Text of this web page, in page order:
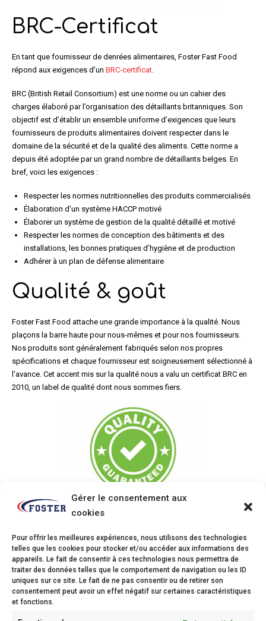
Gérer le consentement aux
cookies
Pour offrir les meilleures expériences, nous utilisons des technologies
telles que les cookies pour stocker et/ou accéder aux informations des
appareils. Le fait de consentir à ces technologies nous permettra de
traiter des données telles que le comportement de navigation ou les ID
uniques sur ce site. Le fait de ne pas consentir ou de retirer son
consentement peut avoir un effet négatif sur certaines caractéristiques
et fonctions.
BRC-Certificat
En tant que fournisseur de denrées alimentaires, Foster Fast Food
répond aux exigences d’un BRC-certificat
BRC (British Retail Consortium) est une norme ou un cahier des
charges élaboré par l’organisation des détaillants britanniques. Son
objectif est d’établir un ensemble uniforme d’exigences que leurs
fournisseurs de produits alimentaires doivent respecter dans le
domaine de la sécurité et de la qualité des aliments. Cette norme a
depuis été adoptée par un grand nombre de détaillants belges. En
bref, voici les exigences :
Respecter les normes nutritionnelles des produits commercialisés
Élaboration d’un système HACCP motivé
Élaborer un système de gestion de la qualité détaillé et motivé
Respecter les normes de conception des bâtiments et des
installations, les bonnes pratiques d’hygiène et de production
Adhérer à un plan de défense alimentaire
Qualité & goût
Foster Fast Food attache une grande importance à la qualité. Nous
plaçons la barre haute pour nous-mêmes et pour nos fournisseurs.
Nos produits sont généralement fabriqués selon nos propres
spécifications et chaque fournisseur est soigneusement sélectionné à
l’avance. Cet accent mis sur la qualité nous a valu un certificat BRC en
2010, un label de qualité dont nous sommes fiers.
Foster
Oude Baan 1c,
2800 Mechelen